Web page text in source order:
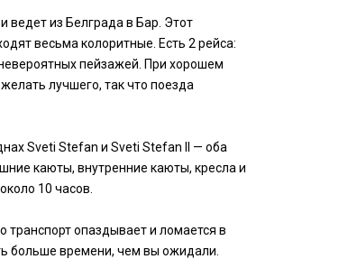
ведет из Белграда в Бар. Этот
весьма колоритные. Есть 2 рейса:
пейзажей. При хорошем
лучшего, так что поезда
Sveti Stefan и Sveti Stefan II — оба
каюты, внутренние каюты, кресла и
10 часов.
опаздывает и ломается в
больше времени, чем вы ожидали.